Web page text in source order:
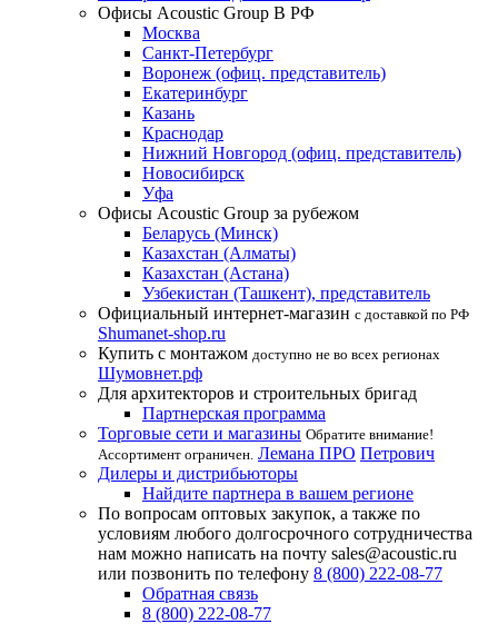
Офисы Acoustic Group В РФ
Москва
Санкт-Петербург
Воронеж (офиц. представитель)
Екатеринбург
Казань
Краснодар
Нижний Новгород (офиц. представитель)
Новосибирск
Уфа
Офисы Acoustic Group за рубежом
Беларусь (Минск)
Казахстан (Алматы)
Казахстан (Астана)
Узбекистан (Ташкент), представитель
Официальный интернет-магазин с доставкой по РФ
Shumanet-shop.ru
Купить с монтажом доступно не во всех регионах
Шумовнет.рф
Для архитекторов и строительных бригад
Партнерская программа
Торговые сети и магазины Обратите внимание!
Ассортимент ограничен. Лемана ПРО Петрович
Дилеры и дистрибьюторы
Найдите партнера в вашем регионе
По вопросам оптовых закупок, а также по
условиям любого долгосрочного сотрудничества
нам можно написать на почту sales@acoustic.ru
или позвонить по телефону 8 (800) 222-08-77
Обратная связь
8 (800) 222-08-77